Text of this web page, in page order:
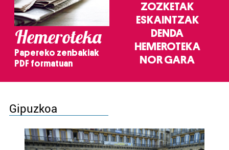
Hemeroteka
Papereko zenbakiak
PDF formatuan
ZOZKETAK
ESKAINTZAK
DENDA
HEMEROTEKA
NOR GARA
Gipuzkoa